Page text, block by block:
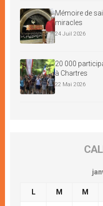
Mémoire de
miracles
24 Juil 2026
20 000
à Chartres
22 Mai 2026
L M M